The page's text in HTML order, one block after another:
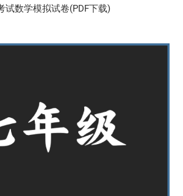
试数学模拟试卷(PDF下载)